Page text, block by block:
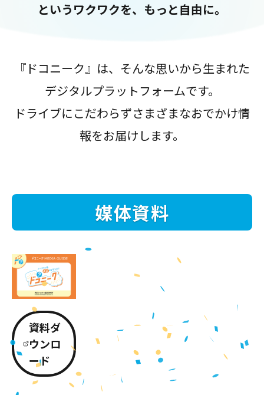
というワクワクを、もっと自由に。
『ドコニーク』は、そんな思いから生まれた
デジタルプラットフォームです。
ドライブにこだわらずさまざまなおでかけ情
報をお届けします。
媒体資料
資料ダ
ウンロ
ード